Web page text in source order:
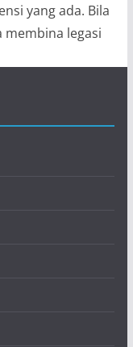
yang ada. Bila
membina legasi